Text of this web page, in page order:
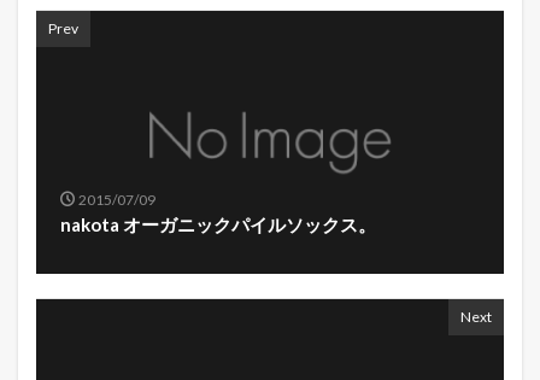
Prev
2015/07/09
nakota オーガニックパイルソックス。
Next